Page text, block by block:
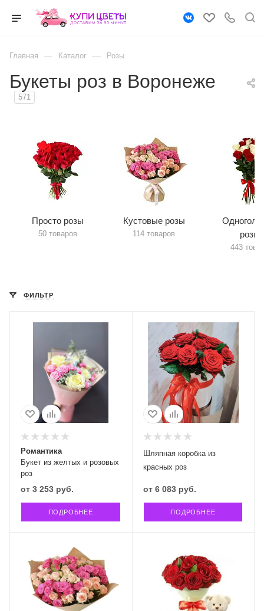
Главная — Каталог — Розы
Букеты роз в Воронеже
571
Просто розы
50 товаров
Кустовые розы
114 товаров
розы
443
ФИЛЬТР
Букет из желтых и розовых
роз
Романтика
от 3 253 руб.
ПОДРОБНЕЕ
Шляпная коробка из
красных роз
от 6 083 руб.
ПОДРОБНЕЕ